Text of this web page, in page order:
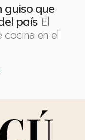
guiso que
país El
cocina en el